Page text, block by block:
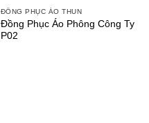
ĐỒNG PHỤC ÁO THUN
Đồng Phục Áo Phông Công Ty
P02